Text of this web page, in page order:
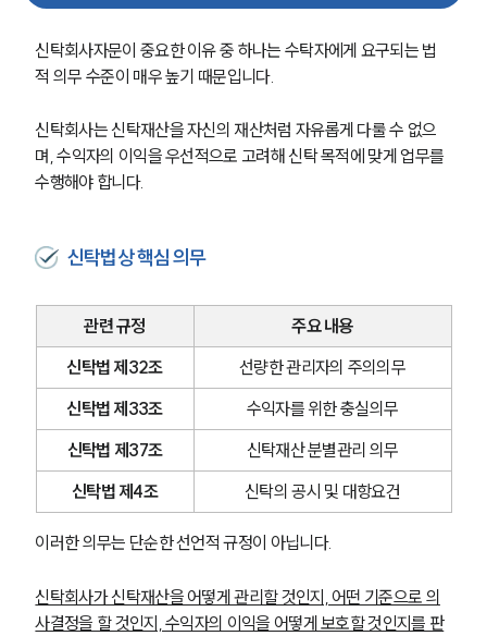
신탁회사자문이 중요한 이유 중 하나는 수탁자에게 요구되는 법
적 의무 수준이 매우 높기 때문입니다.
신탁회사는 신탁재산을 자신의 재산처럼 자유롭게 다룰 수 없으
며, 수익자의 이익을 우선적으로 고려해 신탁 목적에 맞게 업무를
수행해야 합니다.
신탁법상 핵심 의무
관련 규정
주요 내용
신탁법 제32조
선량한 관리자의 주의의무
신탁법 제33조
수익자를 위한 충실의무
신탁법 제37조
신탁재산 분별관리 의무
신탁법 제4조
신탁의 공시 및 대항요건
이러한 의무는 단순한 선언적 규정이 아닙니다.
신탁회사가 신탁재산을 어떻게 관리할 것인지, 어떤 기준으로 의
사결정을 할 것인지, 수익자의 이익을 어떻게 보호할 것인지를 판